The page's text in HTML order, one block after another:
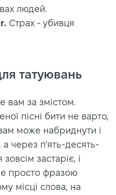
людей.
Страх - убивця
татуювань
вам за змістом.
пісні бити не варто,
може набриднути і
через п'ять-десять-
застаріє, і
просто фразою
місці слова, на